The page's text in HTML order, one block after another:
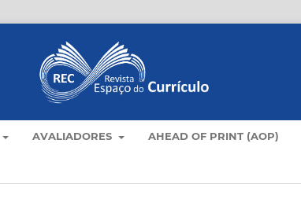
AVALIADORES AHEAD OF PRINT (AOP)